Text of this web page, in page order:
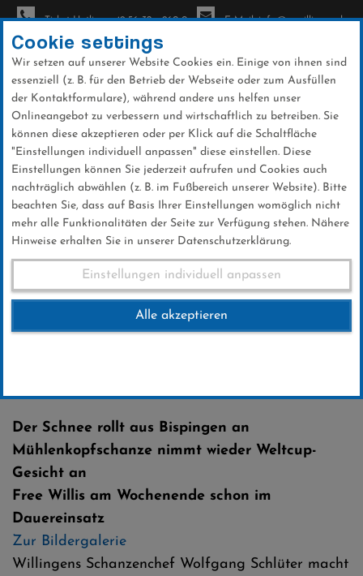
Direkt
zum
Inhalt
Ticket-Hotline: +49 56 32 - 960-0 E-Mail: info@sc-willingen.de
News
Weltcup-News 27.01.18
27 .Januar 2018
Der Schnee rollt aus Bispingen an
Mühlenkopfschanze nimmt wieder Weltcup-
Gesicht an
Free Willis am Wochenende schon im
Dauereinsatz
Zur Bildergalerie
Willingens Schanzenchef Wolfgang Schlüter macht
Cookie settings
Wir setzen auf unserer Website Cookies ein. Einige von ihnen sind
essenziell (z. B. für den Betrieb der Webseite oder zum Ausfüllen
der Kontaktformulare), während andere uns helfen unser
Onlineangebot zu verbessern und wirtschaftlich zu betreiben. Sie
können diese akzeptieren oder per Klick auf die Schaltfläche
"Einstellungen individuell anpassen" diese einstellen. Diese
Einstellungen können Sie jederzeit aufrufen und Cookies auch
nachträglich abwählen (z. B. im Fußbereich unserer Website). Bitte
beachten Sie, dass auf Basis Ihrer Einstellungen womöglich nicht
mehr alle Funktionalitäten der Seite zur Verfügung stehen. Nähere
Hinweise erhalten Sie in unserer Datenschutzerklärung.
Einstellungen individuell anpassen
Alle akzeptieren